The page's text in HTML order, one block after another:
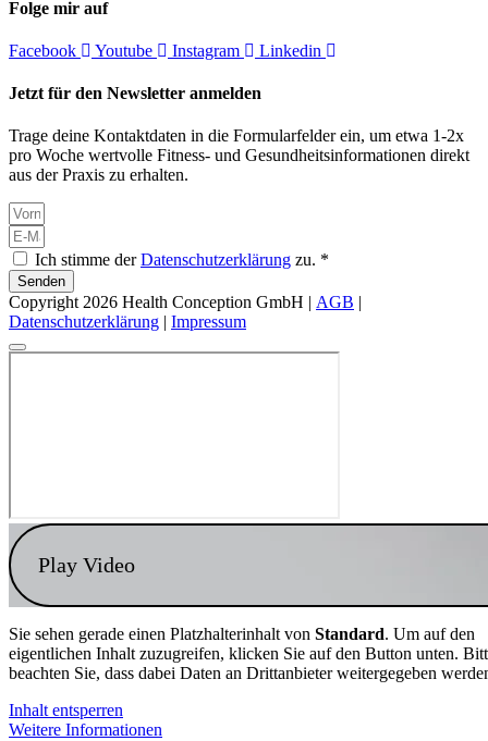
Folge mir auf
Facebook Youtube Instagram Linkedin
Jetzt für den Newsletter anmelden
Trage deine Kontaktdaten in die Formularfelder ein, um etwa 1-2x
pro Woche wertvolle Fitness- und Gesundheitsinformationen direkt
aus der Praxis zu erhalten.
Ich stimme derDatenschutzerklärung zu. *
Senden
Copyright 2026 Health Conception GmbH | AGB
Datenschutzerklärung
Impressum
Play Video
Sie sehen gerade einen Platzhalterinhalt von Standard. Um auf den
eigentlichen Inhalt zuzugreifen, klicken Sie auf den Button unten.
beachten Sie, dass dabei Daten an Drittanbieter weitergegeben
Inhalt entsperren
Weitere Informationen